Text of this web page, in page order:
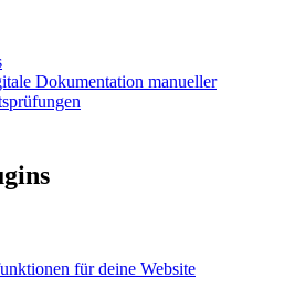
Dokumentation manueller
für deine Website